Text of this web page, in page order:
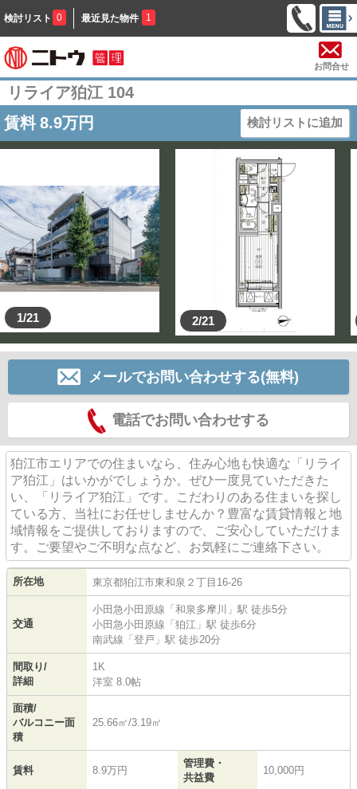
検討リスト 0 最近見た物件 1
お問合せ
リライア狛江 104
賃料 8.9万円 検討リストに追加
1/21 2/21
メールでお問い合わせする(無料)
電話でお問い合わせする
狛江市エリアでの住まいなら、住み心地も快適な「リライ
ア狛江」はいかがでしょうか。ぜひ一度見ていただきた
い、「リライア狛江」です。こだわりのある住まいを探し
ている方、当社にお任せしませんか？豊富な賃貸情報と地
域情報をご提供しておりますので、ご安心していただけま
す。ご要望やご不明な点など、お気軽にご連絡下さい。
所在地 東京都狛江市東和泉 ２丁目16-26
交通
小田急小田原線 「 和泉多摩川
」駅 徒歩5分
小田急小田原線 「 狛江 」駅 徒歩6分
南武線 「 登戸 」駅 徒歩20分
間取り/
詳細
1K
洋室 8.0帖
面積/
バルコニー面
積
25.66㎡/3.19㎡
賃料 8.9万円
管理費・
共益費
10,000円